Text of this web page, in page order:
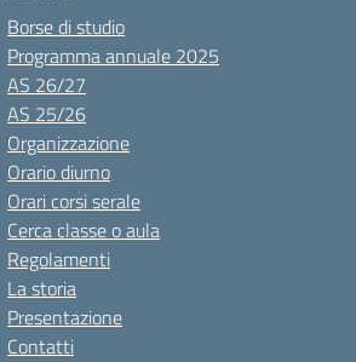
Borse di studio
Programma annuale 2025
AS 26/27
AS 25/26
Organizzazione
Orario diurno
Orari corsi serale
Cerca classe o aula
Regolamenti
La storia
Presentazione
Contatti